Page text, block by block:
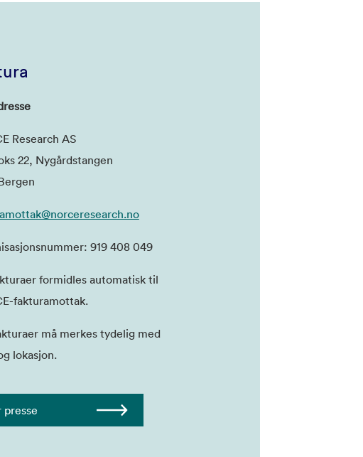
Research AS
22, Nygårdstangen
919 408 049
formidles automatisk til
fakturamottak.
må merkes tydelig med
lokasjon.
presse